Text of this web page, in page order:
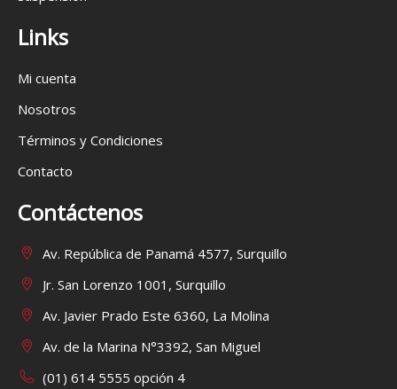
Links
Mi cuenta
Nosotros
Términos y Condiciones
Contacto
Contáctenos
Av. República de Panamá 4577, Surquillo
Jr. San Lorenzo 1001, Surquillo
Av. Javier Prado Este 6360, La Molina
Av. de la Marina N°3392, San Miguel
(01) 614 5555 opción 4